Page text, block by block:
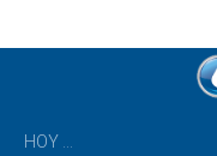
HOY …